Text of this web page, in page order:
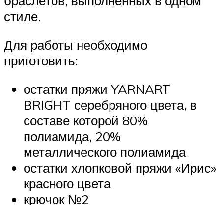
стиле.
Для работы необходимо
приготовить:
остатки пряжи YARNART
BRIGHT серебряного цвета, в
составе которой 80%
полиамида, 20%
металлического полиамида
остатки хлопковой пряжи «Ирис»
красного цвета
крючок №2